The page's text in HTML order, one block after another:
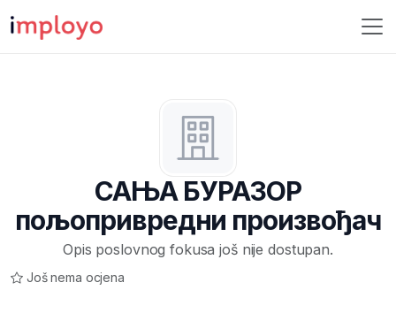
САЊА БУРАЗОР
пољопривредни произвођач
Opis poslovnog fokusa još nije dostupan.
Još nema ocjena